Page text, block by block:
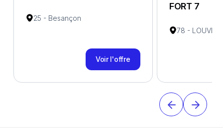
25 - Besançon
Voir l'offre
FORT 7
78 -